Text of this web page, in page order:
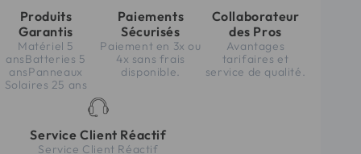
Produits
Garantis
Matériel 5
ansBatteries 5
ansPanneaux
Solaires 25 ans
Paiements
Sécurisés
Paiement en 3x ou
4x sans frais
disponible.
Collaborateur
des Pros
Avantages
tarifaires et
service de qualité.
Service Client Réactif
Service Client Réactif